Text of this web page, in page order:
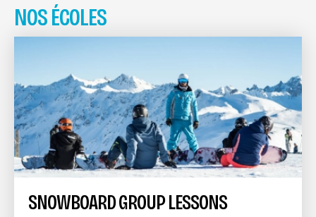
NOS ÉCOLES
SNOWBOARD GROUP LESSONS